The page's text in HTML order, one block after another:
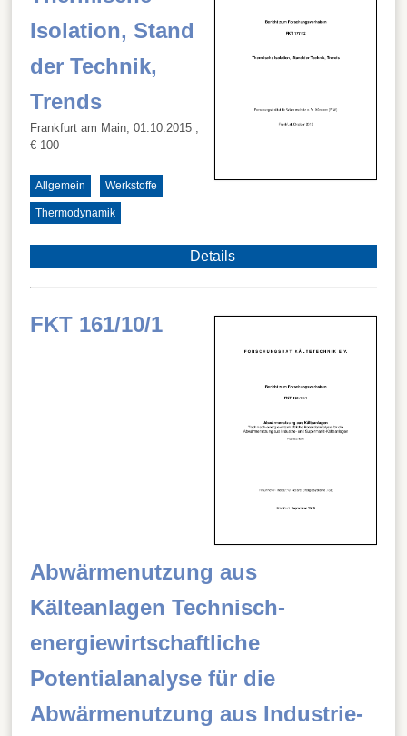
Isolation, Stand
der Technik,
Trends
Frankfurt am Main, 01.10.2015 ,
€ 100
Allgemein Werkstoffe
Thermodynamik
Details
FKT 161/10/1
Abwärmenutzung aus
Kälteanlagen Technisch-
energiewirtschaftliche
Potentialanalyse für die
Abwärmenutzung aus Industrie-